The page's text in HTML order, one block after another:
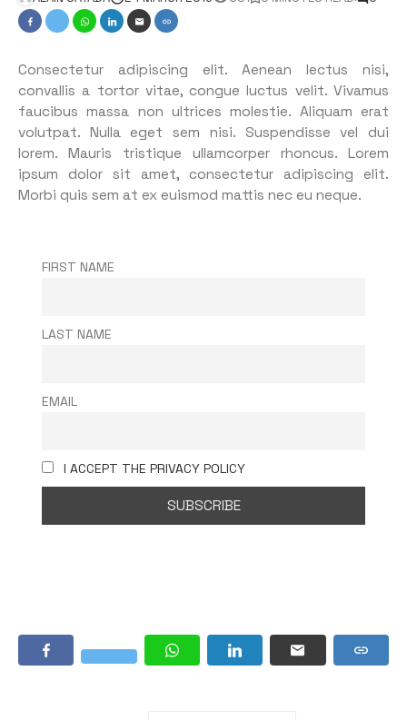
Consectetur adipiscing elit. Aenean lectus nisi,
convallis a tortor vitae, congue luctus velit. Vivamus
faucibus massa non ultrices molestie. Aliquam erat
volutpat. Nulla eget sem nisi. Suspendisse vel dui
lorem. Mauris tristique ullamcorper rhoncus. Lorem
ipsum dolor sit amet, consectetur adipiscing elit.
Morbi quis sem at ex euismod mattis nec eu neque.
FIRST NAME
LAST NAME
EMAIL
I ACCEPT THE PRIVACY POLICY